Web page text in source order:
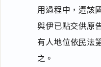
用過程中，遭該
與伊已點交供原
有人地位依民法
之。